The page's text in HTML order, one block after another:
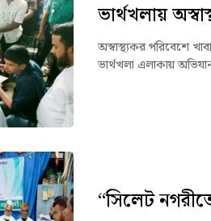
ভার্থখলায়
অস্বাস্থ্যকর পরিবেশে
ভার্থখলা এলাকায়
“সিলেট